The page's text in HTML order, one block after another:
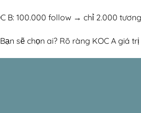
B: 100.000 follow → chỉ 2.000
Bạn sẽ chọn ai? Rõ ràng KOC A giá